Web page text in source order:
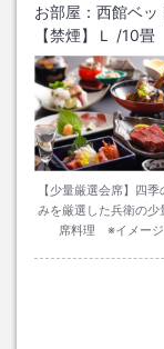
お部屋： 西館ベ
【禁煙】Ｌ
/10畳
【少量厳選会席】四季
みを厳選した兵衛の少
席料理 ※イメージ